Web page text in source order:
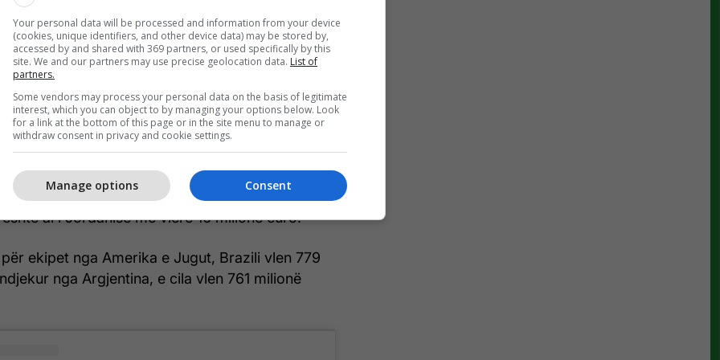
është ekipi kombëtar i Anglisë, vlera e së cilit
miliardë euro, e ndjekur nga Franca me 1.36
e cila vlen 1.31 miliardë euro.
12-ta në atë listë dhe vlera e ekipit ballkanas
euro, ndërsa ekipi më i lirë pjesëmarrës në
ai i Jordanisë me vlerë 16 milionë euro.
ekipet nga Amerika e Jugut, Brazili vlen 779
nga Argjentina, e cila vlen 761 milionë
Your personal data will be processed and information from your device
(cookies, unique identifiers, and other device data) may be stored by,
accessed by and shared with 369 partners, or used specifically by this
site. We and our partners may use precise geolocation data. List of
partners.
Some vendors may process your personal data on the basis of legitimate
interest, which you can object to by managing your options below. Look
for a link at the bottom of this page or in the site menu to manage or
withdraw consent in privacy and cookie settings.
Consent
Manage options